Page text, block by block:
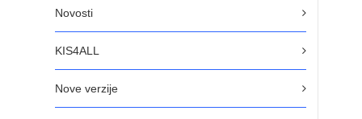
Novosti
KIS4ALL
Nove verzije